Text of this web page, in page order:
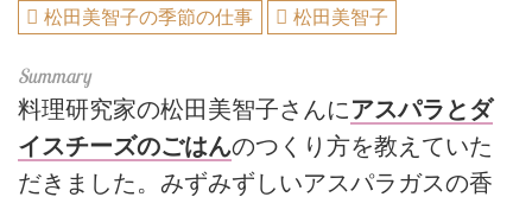
松田美智子の季節の仕事
松田美智子
料理研究家の松田美智子さんにアスパラとダ
イスチーズのごはんのつくり方を教えていた
だきました。みずみずしいアスパラガスの香